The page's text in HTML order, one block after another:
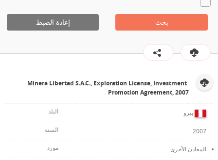
بحث إعادة الضبط
Minera Libertad S.A.C., Exploration License, Investment
Promotion Agreement, 2007
بيرو
2007
المعادن الأخرى